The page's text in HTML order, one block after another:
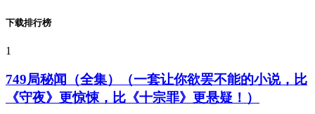
下载排行榜
1
749局秘闻（全集）（一套让你欲罢不能的小说，比
《守夜》更惊悚，比《十宗罪》更悬疑！）